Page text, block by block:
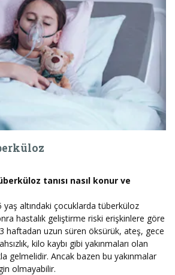
tanısı nasıl konur ve
altındaki çocuklarda tüberküloz
hastalık geliştirme riski erişkinlere göre
haftadan uzun süren öksürük, ateş, gece
kilo kaybı gibi yakınmaları olan
gelmelidir. Ancak bazen bu yakınmalar
olmayabilir.